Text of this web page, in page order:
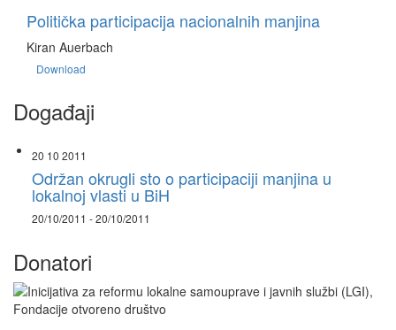
Politička participacija nacionalnih manjina
Kiran Auerbach
Download
Događaji
20 10 2011
Održan okrugli sto o participaciji manjina u
lokalnoj vlasti u BiH
20/10/2011 - 20/10/2011
Donatori